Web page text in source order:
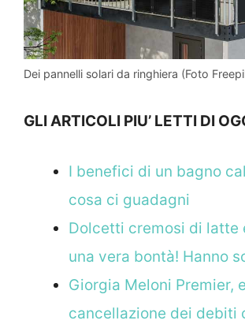
Dei pannelli solari da ringhiera (Foto
GLI ARTICOLI PIU’ LETTI DI
I benefici di un bagno
cosa ci guadagni
Dolcetti cremosi di latte
una vera bontà! Hanno
Giorgia Meloni Premier,
cancellazione dei debiti